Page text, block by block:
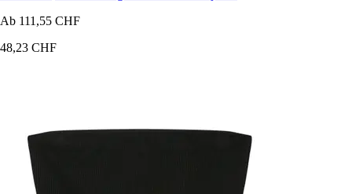
Ab 111,55 CHF
48,23 CHF